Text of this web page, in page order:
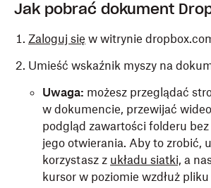
Jak pobrać dokument
Zaloguj się w witrynie
Umieść wskaźnik myszy na
Uwaga: możesz przeglądać
w dokumencie, przewijać
podgląd zawartości folderu
jego otwierania. Aby to zrobić,
korzystasz z układu siatki, a
kursor w poziomie wzdłuż